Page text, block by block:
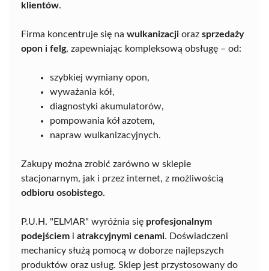
klientów.
Firma koncentruje się na wulkanizacji oraz sprzedaży
opon i felg, zapewniając kompleksową obsługę – od:
szybkiej wymiany opon,
wyważania kół,
diagnostyki akumulatorów,
pompowania kół azotem,
napraw wulkanizacyjnych.
Zakupy można zrobić zarówno w sklepie
stacjonarnym, jak i przez internet, z możliwością
odbioru osobistego.
P.U.H. "ELMAR" wyróżnia się profesjonalnym
podejściem i atrakcyjnymi cenami. Doświadczeni
mechanicy służą pomocą w doborze najlepszych
produktów oraz usług. Sklep jest przystosowany do